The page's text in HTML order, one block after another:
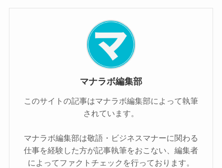
マナラボ編集部
このサイトの記事はマナラボ編集部によって執筆
されています。
マナラボ編集部は敬語・ビジネスマナーに関わる
仕事を経験した方が記事執筆をおこない、編集者
によってファクトチェックを行っております。